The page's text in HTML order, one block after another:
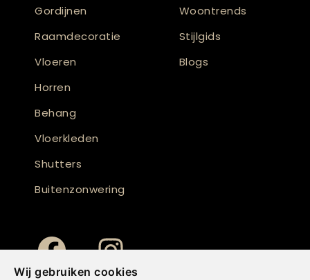
Wij gebruiken cookies
Gordijnen
Raamdecoratie
Vloeren
Horren
Behang
Vloerkleden
Shutters
Buitenzonwering
Woontrends
Stijlgids
Blogs